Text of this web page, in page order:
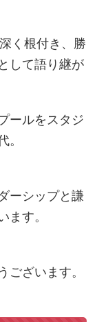
く根付き、勝
して語り継が
ールをスタジ
。
ーシップと謙
ます。
ございます。